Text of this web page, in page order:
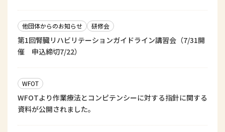
他団体からのお知らせ 研修会
第1回腎臓リハビリテーションガイドライン講習会（7/31開
催 申込締切7/22）
WFOT
WFOTより作業療法とコンピテンシーに対する指針に関する
資料が公開されました。